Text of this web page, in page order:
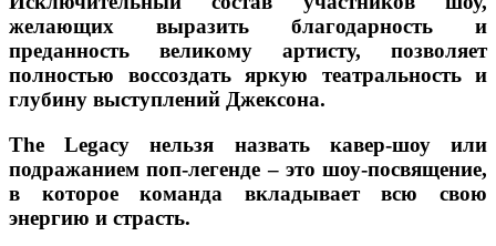
желающих выразить благодарность и
преданность великому артисту, позволяет
полностью воссоздать яркую театральность и
глубину выступлений Джексона.
The Legacy нельзя назвать кавер-шоу или
подражанием поп-легенде – это шоу-посвящение,
в которое команда вкладывает всю свою
энергию и страсть.